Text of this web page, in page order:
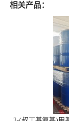
相关产品：